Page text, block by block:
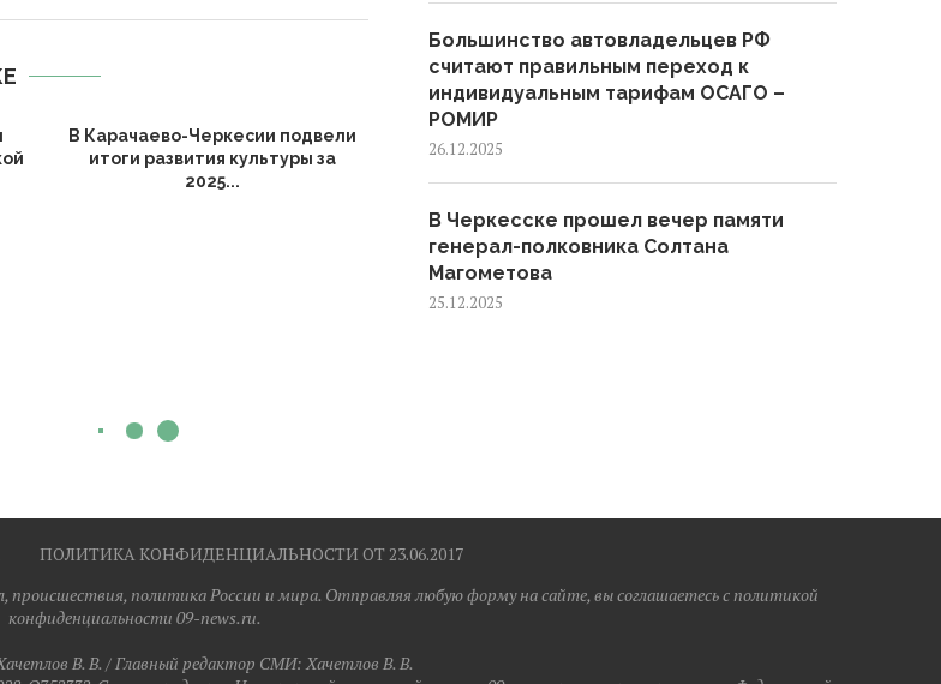
В Карачаево-Черкесии подвели
итоги развития культуры за
2025...
Большинство автовладельцев РФ
считают правильным переход к
индивидуальным тарифам ОСАГО –
РОМИР
26.12.2025
В Черкесске прошел вечер памяти
генерал-полковника Солтана
Магометова
25.12.2025
ПОЛИТИКА КОНФИДЕНЦИАЛЬНОСТИ ОТ 23.06.2017
происшествия, политика России и мира. Отправляя любую форму на сайте, вы соглашаетесь с политикой
конфиденциальности 09-news.ru.
B. B. / Главный редактор СМИ: Хaчeтлoв B. B.